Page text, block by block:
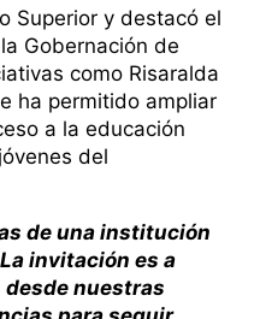
Superior y destacó el
Gobernación de
como Risaralda
ha permitido ampliar
a la educación
del
de una institución
invitación es a
desde nuestras